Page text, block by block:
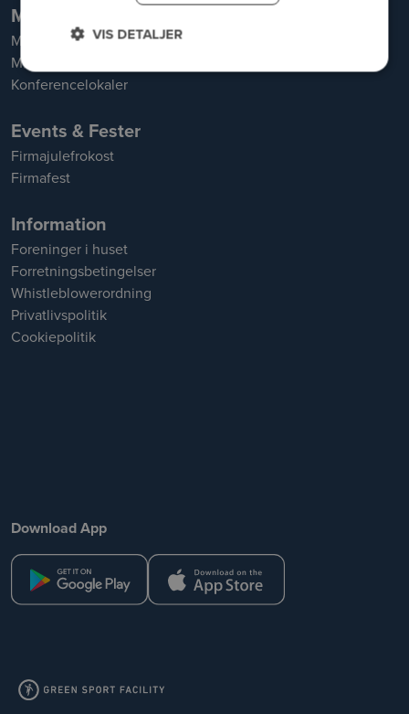
Møder & Konferencer
Mødepakker
Mødelokaler
Konferencelokaler
Events & Fester
Firmajulefrokost
Firmafest
Information
Foreninger i huset
Forretningsbetingelser
Whistleblowerordning
Privatlivspolitik
Cookiepolitik
Download App
VIS DETALJER